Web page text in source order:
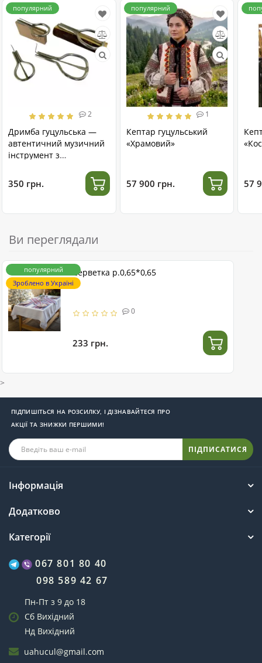
популярний
2
Дримба гуцульська —
автентичний музичний
інструмент з
350 грн.
популярний
1
Кептар гуцульський
«Храмовий»
57 900 грн. 57
Ви переглядали
популярний
Зроблено в Україні
Серветка р.0,65*0,65
0
233 грн.
>
ПІДПИШІТЬСЯ НА РОЗСИЛКУ, І ДІЗНАВАЙТЕСЯ ПРО
АКЦІЇ ТА ЗНИЖКИ ПЕРШИМИ!
ПІДПИСАТИСЯ
Інформація
Додатково
Категорії
067 801 80 40
098 589 42 67
Пн-Пт з 9 до 18
Сб Вихідний
Нд Вихідний
uahucul@gmail.com